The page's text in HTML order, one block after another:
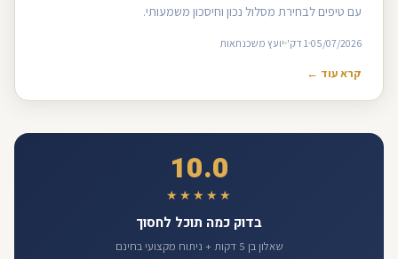
עם טיפים לבחירת מסלול נכון וחיסכון משמעותי.
05/07/2026 1 דק' יועץ משכנתאות
קרא עוד ←
10.0
★★★★★
בדוק כמה תוכל לחסוך
שאלון בן 5 דקות + ניתוח מקצועי בחינם